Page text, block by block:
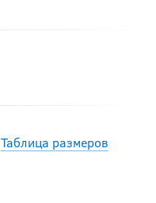
Таблица размеров